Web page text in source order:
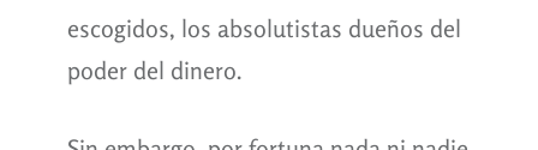
escogidos, los absolutistas dueños del
poder del dinero.